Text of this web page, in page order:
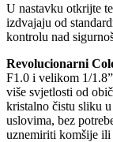
U nastavku otkrijte
izdvajaju od
kontrolu nad
Revolucionarni
F1.0 i velikom 1/
više svjetlosti od
kristalno čistu sliku
uslovima, bez
uznemiriti komšije